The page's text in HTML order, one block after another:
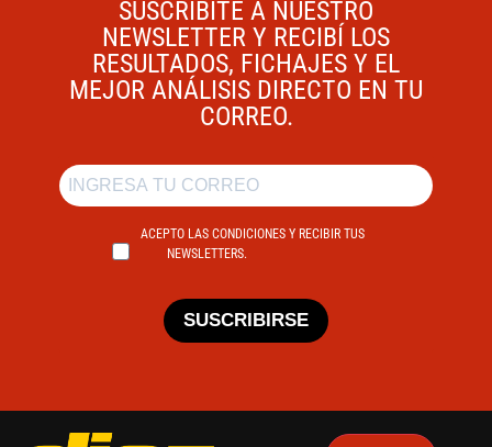
SUSCRIBITE A NUESTRO
NEWSLETTER Y RECIBÍ LOS
RESULTADOS, FICHAJES Y EL
MEJOR ANÁLISIS DIRECTO EN TU
CORREO.
ACEPTO LAS CONDICIONES Y RECIBIR TUS
NEWSLETTERS.
SUSCRIBIRSE